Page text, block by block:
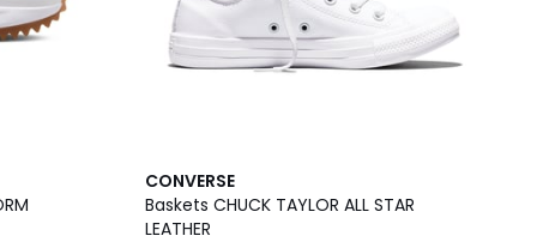
CONVERSE
Baskets CHUCK TAYLOR ALL STAR
LEATHER